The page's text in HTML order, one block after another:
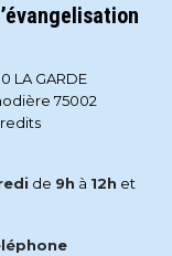
LA GARDE
75002
de 9h à 12h et